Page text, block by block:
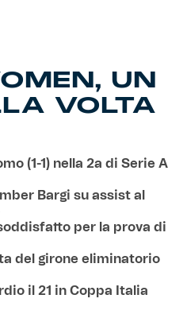
UN
VOLTA
(1-1) nella 2a di Serie A
Bargi su assist al
per la prova di
del girone eliminatorio
il 21 in Coppa Italia